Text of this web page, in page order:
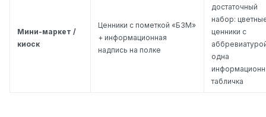
Мини-маркет /
киоск
Ценники с пометкой «БЗМ»
+ информационная
надпись на полке
достаточный
набор:
ценники с
одна
табличка